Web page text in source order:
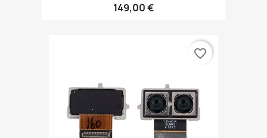
149,00 €
favorite_border